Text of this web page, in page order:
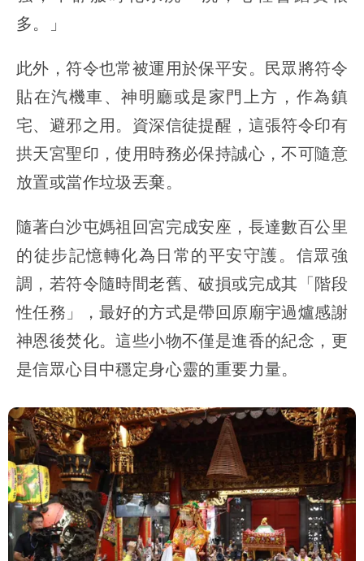
多。」
此外，符令也常被運用於保平安。民眾將符令
貼在汽機車、神明廳或是家門上方，作為鎮
宅、避邪之用。資深信徒提醒，這張符令印有
拱天宮聖印，使用時務必保持誠心，不可隨意
放置或當作垃圾丟棄。
隨著白沙屯媽祖回宮完成安座，長達數百公里
的徒步記憶轉化為日常的平安守護。信眾強
調，若符令隨時間老舊、破損或完成其「階段
性任務」，最好的方式是帶回原廟宇過爐感謝
神恩後焚化。這些小物不僅是進香的紀念，更
是信眾心目中穩定身心靈的重要力量。